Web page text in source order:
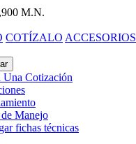
M.N.
COTÍZALO ACCESORIOS
Una Cotización
Manejo
fichas técnicas